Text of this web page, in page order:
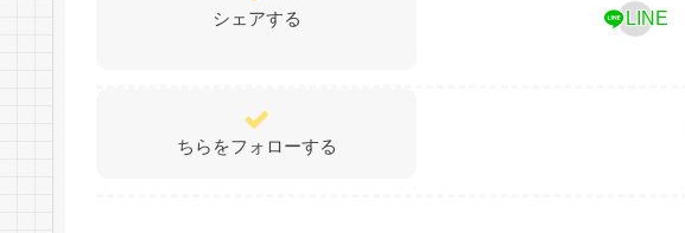
シェアする LINE
ちらをフォローする